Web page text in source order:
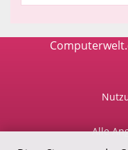
Alle